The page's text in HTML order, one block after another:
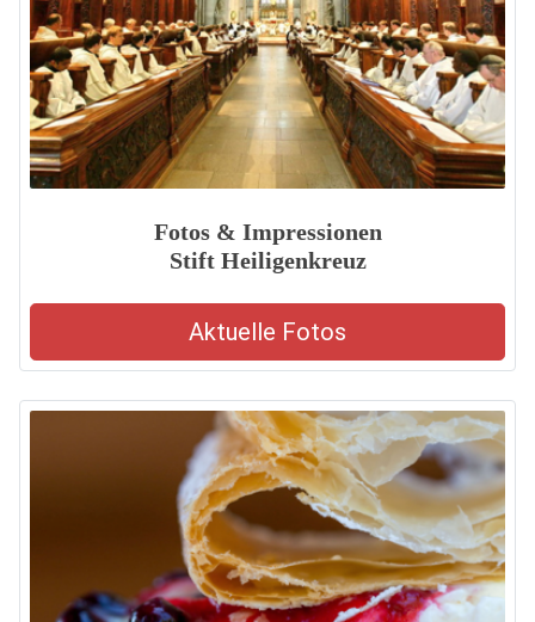
Fotos & Impressionen
Stift Heiligenkreuz
Aktuelle Fotos